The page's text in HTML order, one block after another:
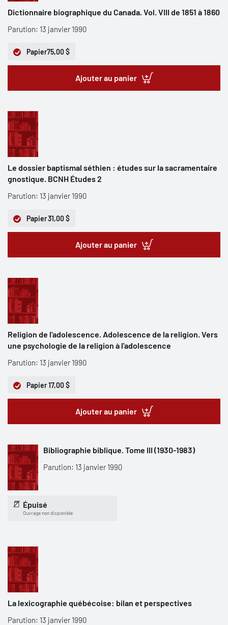
Dictionnaire biographique du Canada. Vol. VIII de 1851 à 1860
Parution: 13 janvier 1990
Papier75,00 $
Ajouter au panier
Le dossier baptismal séthien : études sur la sacramentaire
gnostique. BCNH Études 2
Parution: 13 janvier 1990
Papier31,00 $
Ajouter au panier
Religion de l'adolescence. Adolescence de la religion. Vers
une psychologie de la religion à l'adolescence
Parution: 13 janvier 1990
Papier17,00 $
Ajouter au panier
Bibliographie biblique. Tome III (1930-1983)
Parution: 13 janvier 1990
Épuisé
Ouvrage non disponible
La lexicographie québécoise: bilan et perspectives
Parution: 13 janvier 1990